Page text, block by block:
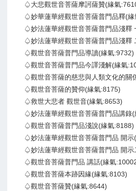
♤大悲觀世音菩薩摩訶薩贊(緣氣
♤妙華蓮華經觀世音菩薩普門品釋(緣
♤妙法蓮華經觀世音菩薩普門品淺釋
♤妙法蓮華經觀世音菩薩普門品淺釋
♤觀世音菩薩普門品導讀(緣氣:9732)
♤觀世音菩薩普門品今譯淺解(緣氣
♤觀世音菩薩的慈悲與人類文化的關
♤觀世音菩薩的贊仰(緣氣:8175)
♤救世大悲者 觀世音(緣氣:8653)
♤妙法蓮華經觀世音菩薩普門品講錄
♤觀世音菩薩普門品淺說(緣氣:8188)
♤妙法蓮華經觀世音菩薩普門品 開示
♤妙法蓮華經觀世音菩薩普門品 開示
♤觀世音菩薩普門品 講話(緣氣
♤觀世音菩薩本跡因緣(緣氣:8103)
♤觀世音菩薩贊(緣氣:8644)